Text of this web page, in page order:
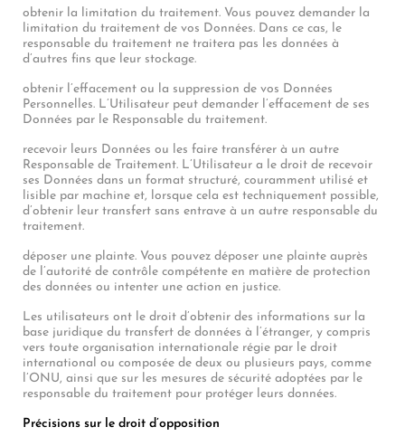
obtenir la limitation du traitement. Vous pouvez demander la
limitation du traitement de vos Données. Dans ce cas, le
responsable du traitement ne traitera pas les données à
d’autres fins que leur stockage.
obtenir l’effacement ou la suppression de vos Données
Personnelles. L’Utilisateur peut demander l’effacement de ses
Données par le Responsable du traitement.
recevoir leurs Données ou les faire transférer à un autre
Responsable de Traitement. L’Utilisateur a le droit de recevoir
ses Données dans un format structuré, couramment utilisé et
lisible par machine et, lorsque cela est techniquement possible,
d’obtenir leur transfert sans entrave à un autre responsable du
traitement.
déposer une plainte. Vous pouvez déposer une plainte auprès
de l’autorité de contrôle compétente en matière de protection
des données ou intenter une action en justice.
Les utilisateurs ont le droit d’obtenir des informations sur la
base juridique du transfert de données à l’étranger, y compris
vers toute organisation internationale régie par le droit
international ou composée de deux ou plusieurs pays, comme
l’ONU, ainsi que sur les mesures de sécurité adoptées par le
responsable du traitement pour protéger leurs données.
Précisions sur le droit d’opposition